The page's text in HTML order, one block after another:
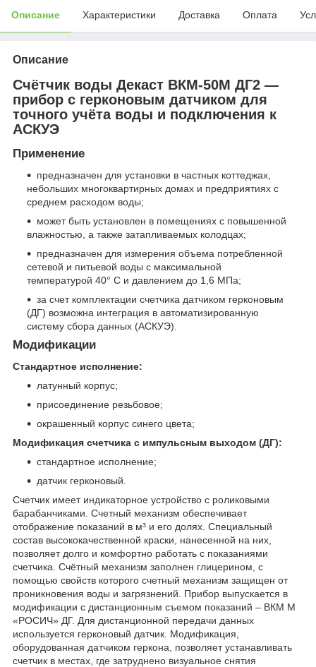
Описание Характеристики Доставка Оплата
Описание
Счётчик воды Декаст ВКМ‑50М ДГ2 —
прибор с герконовым датчиком для
точного учёта воды и подключения к
АСКУЭ
Применение
предназначен для установки в частных коттеджах,
небольших многоквартирных домах и предприятиях с
среднем расходом воды;
может быть установлен в помещениях с повышенной
влажностью, а также затапливаемых колодцах;
предназначен для измерения объема потребленной
сетевой и питьевой воды с максимальной
температурой 40° C и давлением до 1,6 МПа;
за счет комплектации счетчика датчиком герконовым
(ДГ) возможна интеграция в автоматизированную
систему сбора данных (АСКУЭ).
Модификации
Стандартное исполнение:
латунный корпус;
присоединение резьбовое;
окрашенный корпус синего цвета;
Модификация счетчика с импульсным выходом (ДГ):
стандартное исполнение;
датчик герконовый.
Счетчик имеет индикаторное устройство с роликовыми
барабанчиками. Счетный механизм обеспечивает
отображение показаний в м³ и его долях. Специальный
состав высококачественной краски, нанесенной на них,
позволяет долго и комфортно работать с показаниями
счетчика. Счётный механизм заполнен глицерином, с
помощью свойств которого счетный механизм защищен от
проникновения воды и загрязнений. Прибор выпускается в
модификации с дистанционным съемом показаний – ВКМ М
«РОСИЧ» ДГ. Для дистанционной передачи данных
используется герконовый датчик. Модификация,
оборудованная датчиком геркона, позволяет устанавливать
счетчик в местах, где затруднено визуальное снятия